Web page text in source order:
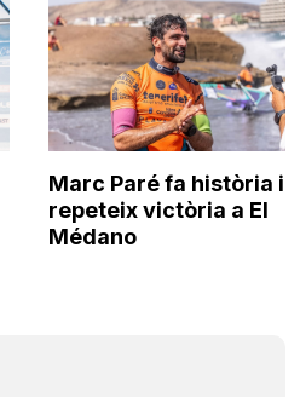
Marc Paré fa història i
repeteix victòria a El
Médano